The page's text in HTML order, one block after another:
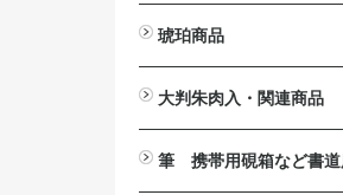
香合
香炉
琥珀商品
大判朱肉入・関連商品
大判朱肉入
詰替用朱肉
印じょく台
堆朱印盒
補充用液
筆 携帯用硯箱など書道